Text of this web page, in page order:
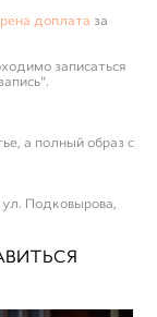
доплата за
записаться
а полный образ с
Подковырова,